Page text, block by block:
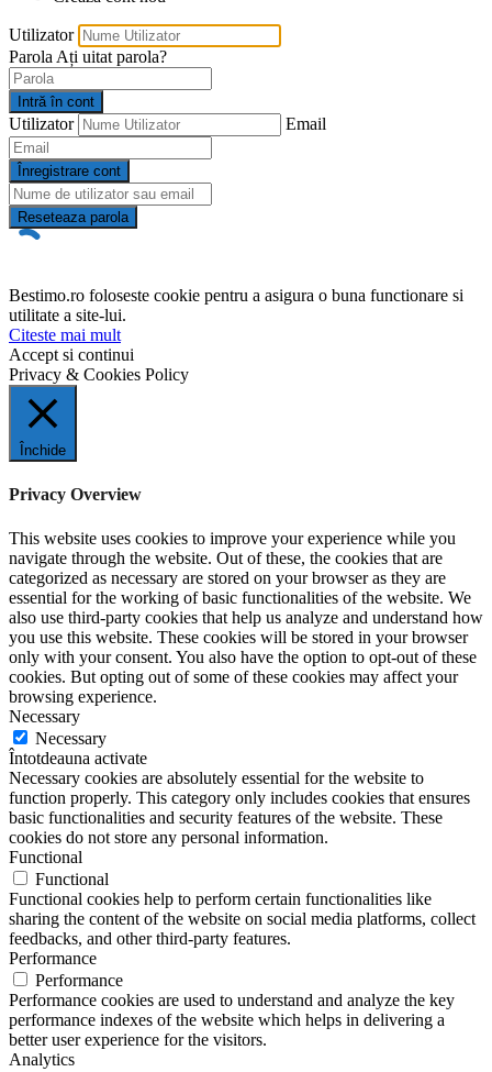
Utilizator
Parola Ați uitat parola?
Intră în cont
Utilizator Email
Înregistrare cont
Reseteaza parola
Bestimo.ro foloseste cookie pentru a asigura o buna functionare si
utilitate a site-lui.
Citeste mai mult
Accept si continui
Privacy & Cookies Policy
Închide
Privacy Overview
This website uses cookies to improve your experience while you
navigate through the website. Out of these, the cookies that are
categorized as necessary are stored on your browser as they are
essential for the working of basic functionalities of the website. We
also use third-party cookies that help us analyze and understand how
you use this website. These cookies will be stored in your browser
only with your consent. You also have the option to opt-out of these
cookies. But opting out of some of these cookies may affect your
browsing experience.
Necessary
Necessary
Întotdeauna activate
Necessary cookies are absolutely essential for the website to
function properly. This category only includes cookies that ensures
basic functionalities and security features of the website. These
cookies do not store any personal information.
Functional
Functional
Functional cookies help to perform certain functionalities like
sharing the content of the website on social media platforms, collect
feedbacks, and other third-party features.
Performance
Performance
Performance cookies are used to understand and analyze the key
performance indexes of the website which helps in delivering a
better user experience for the visitors.
Analytics